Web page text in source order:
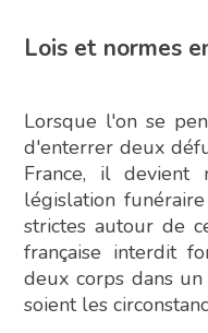
Lois et normes
Lorsque l'on se
d'enterrer deux
France, il devient
législation
strictes autour de
française interdit
deux corps dans
soient les